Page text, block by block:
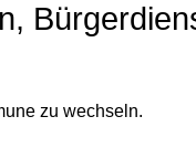
zu wechseln.